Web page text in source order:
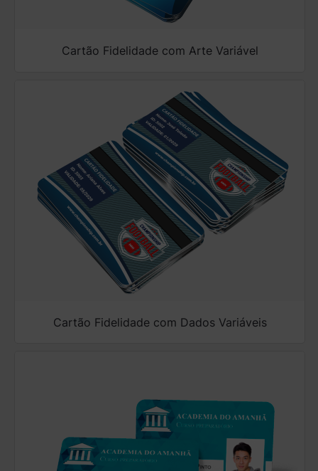
Cartão Fidelidade com Arte Variável
Cartão Fidelidade com Dados Variáveis